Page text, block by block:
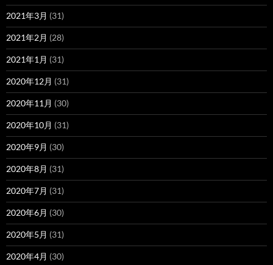
2021年3月 (31)
2021年2月 (28)
2021年1月 (31)
2020年12月 (31)
2020年11月 (30)
2020年10月 (31)
2020年9月 (30)
2020年8月 (31)
2020年7月 (31)
2020年6月 (30)
2020年5月 (31)
2020年4月 (30)